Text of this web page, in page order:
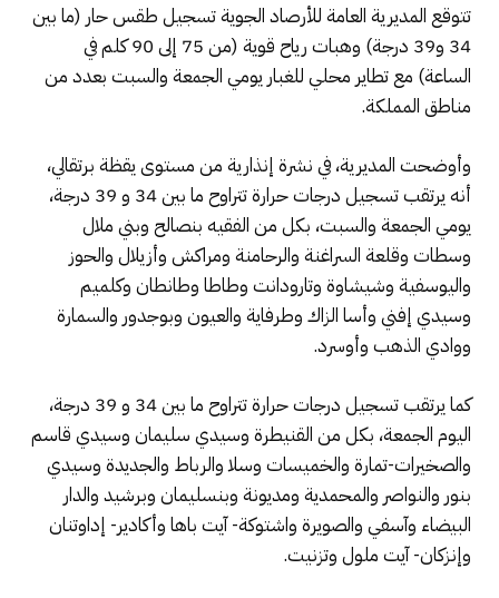
تتوقع المديرية العامة للأرصاد الجوية تسجيل طقس حار (ما بين
34 و39 درجة) وهبات رياح قوية (من 75 إلى 90 كلم في
الساعة) مع تطاير محلي للغبار يومي الجمعة والسبت بعدد من
مناطق المملكة.
وأوضحت المديرية، في نشرة إنذارية من مستوى يقظة برتقالي،
أنه يرتقب تسجيل درجات حرارة تتراوح ما بين 34 و 39 درجة،
يومي الجمعة والسبت، بكل من الفقيه بنصالح وبني ملال
وسطات وقلعة السراغنة والرحامنة ومراكش وأزيلال والحوز
واليوسفية وشيشاوة وتارودانت وطاطا وطانطان وكلميم
وسيدي إفني وأسا الزاك وطرفاية والعيون وبوجدور والسمارة
ووادي الذهب وأوسرد.
كما يرتقب تسجيل درجات حرارة تتراوح ما بين 34 و 39 درجة،
اليوم الجمعة، بكل من القنيطرة وسيدي سليمان وسيدي قاسم
والصخيرات-تمارة والخميسات وسلا والرباط والجديدة وسيدي
بنور والنواصر والمحمدية ومديونة وبنسليمان وبرشيد والدار
البيضاء وآسفي والصويرة واشتوكة- آيت باها وأكادير- إداوتنان
وإنزكان- آيت ملول وتزنيت.